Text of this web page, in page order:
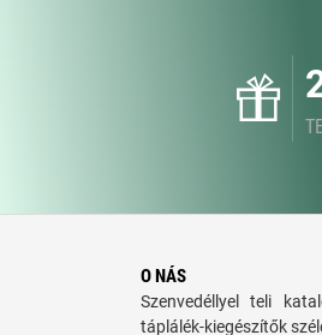
O NÁS
Szenvedéllyel teli
táplálék-kiegészítők